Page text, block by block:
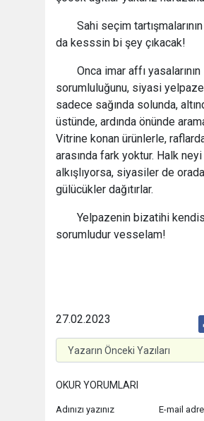
Sahi seçim
da kesssin bi şey çıkacak!
Onca imar affı yasalarının
sorumluluğunu, siyasi
sadece sağında solunda,
üstünde, ardında önünde
Vitrine konan ürünlerle,
arasında fark yoktur. Halk neyi
alkışlıyorsa, siyasiler de
gülücükler dağıtırlar.
Yelpazenin bizatihi
sorumludur vesselam!
27.02.2023
OKUR YORUMLARI
Adınızı yazınız E-mail